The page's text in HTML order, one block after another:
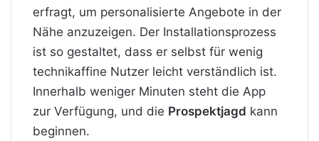
erfragt, um personalisierte Angebote in der
Nähe anzuzeigen. Der Installationsprozess
ist so gestaltet, dass er selbst für wenig
technikaffine Nutzer leicht verständlich ist.
Innerhalb weniger Minuten steht die App
zur Verfügung, und die Prospektjagd kann
beginnen.